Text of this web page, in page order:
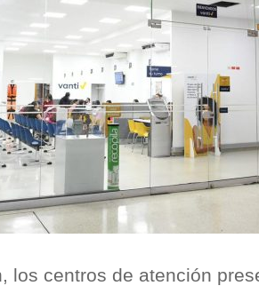
los centros de atención